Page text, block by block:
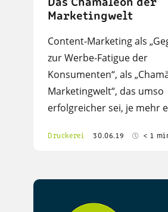
Das Chamäleon der
Marketingwelt
Content-Marketing als
zur Werbe-Fatigue der
Konsumenten“, als
Marketingwelt“, das umso
erfolgreicher sei, je mehr
Druckerei 30.06.19 < 1